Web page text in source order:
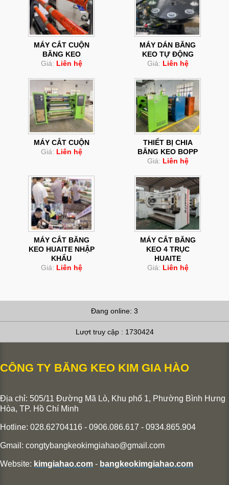
MÁY CẮT CUỘN
BĂNG KEO
Giá: Liên hệ
MÁY DÁN BĂNG
KEO TỰ ĐỘNG
Giá: Liên hệ
MÁY CẮT CUỘN
Giá: Liên hệ
THIẾT BỊ CHIA
BĂNG KEO BOPP
Giá: Liên hệ
MÁY CẮT BĂNG
KEO HUAITE NHẬP
KHẨU
Giá: Liên hệ
MÁY CẮT BĂNG
KEO 4 TRỤC
HUAITE
Giá: Liên hệ
Đang online: 3
Lượt truy cập : 1730424
CÔNG TY BĂNG KEO KIM GIA HÀO
Địa chỉ: 505/11 Đường Mã Lò, Khu phố 1, Phường Bình Hưng
Hòa, TP. Hồ Chí Minh
Hotline: 028.62704116 - 0906.086.617 - 0934.865.904
Gmail: congtybangkeokimgiahao@gmail.com
Website: kimgiahao.com - bangkeokimgiahao.com